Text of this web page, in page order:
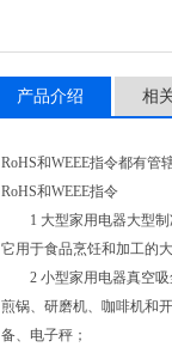
产品介绍 相
RoHS和WEEE指令都有
RoHS和WEEE指令
1 大型家用电器大型制
它用于食品烹饪和加工的
2 小型家用电器真空吸
煎锅、研磨机、咖啡机和
备、电子秤；